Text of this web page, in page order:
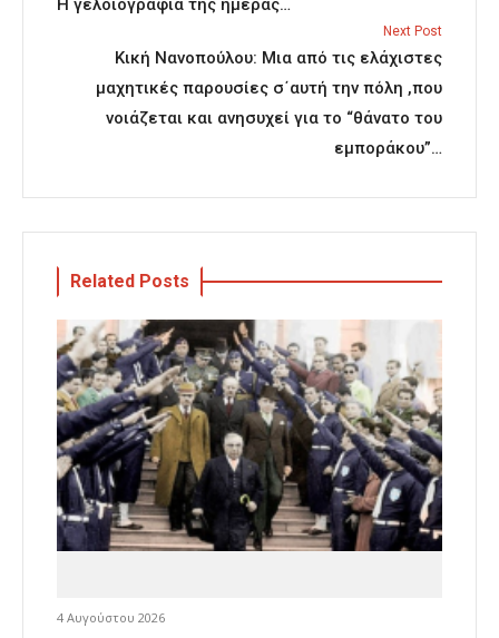
Η γελοιογραφία της ημέρας…
Next Post
Κική Νανοπούλου: Μια από τις ελάχιστες
μαχητικές παρουσίες σ΄αυτή την πόλη ,που
νοιάζεται και ανησυχεί για το “θάνατο του
εμποράκου”…
Related Posts
4 Αυγούστου 2026